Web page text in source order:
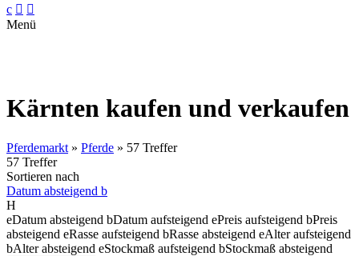
c  
Menü
Kärnten kaufen und verkaufen
Pferdemarkt » Pferde » 57 Treffer
57 Treffer
Sortieren nach
Datum absteigend b
H
eDatum absteigend bDatum aufsteigend ePreis aufsteigend bPreis
absteigend eRasse aufsteigend bRasse absteigend eAlter aufsteigend
bAlter absteigend eStockmaß aufsteigend bStockmaß absteigend